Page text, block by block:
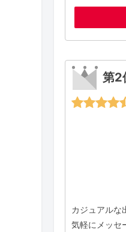
第2
カジュアルな
気軽にメッセ